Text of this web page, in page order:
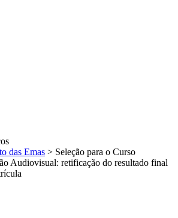
das Emas > Seleção para o Curso
Audiovisual: retificação do resultado final